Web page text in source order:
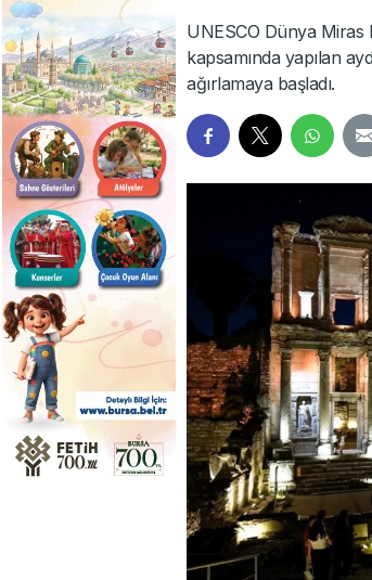
UNESCO Dünya Miras
kapsamında yapılan
ağırlamaya başladı.